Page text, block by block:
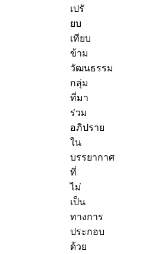
เปรั
ยบ
เทียบ
ข้าม
วัฒนธรรม
กลุ่ม
ที่มา
ร่วม
อภิปราย
ใน
บรรยากาศ
ที่
ไม่
เป็น
ทางการ
ประกอบ
ด้วย